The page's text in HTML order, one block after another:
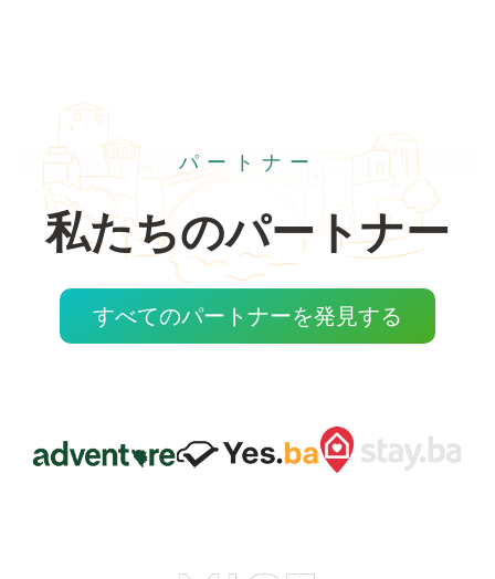
パートナー
私たちのパートナー
すべてのパートナーを発見する